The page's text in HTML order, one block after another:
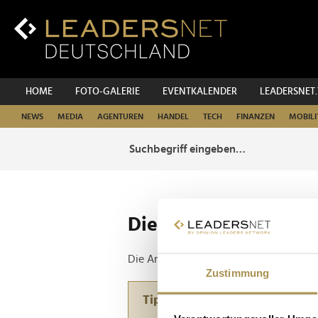
Zustimmung
Inhalt
HOME FOTO-GALERIE EVENTKALENDER
NEWS MEDIA AGENTUREN HANDEL TECH FINANZEN
Die ganze Website
Die Anfrage ergab 0 Treffer.
Tipp